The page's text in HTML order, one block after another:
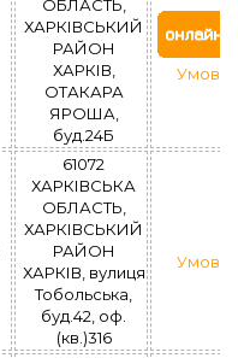
ОБЛАСТЬ,
ХАРКІВСЬКИЙ
РАЙОН
ХАРКІВ,
ОТАКАРА
ЯРОША,
буд.24Б
Умови
61072
ХАРКІВСЬКА
ОБЛАСТЬ,
ХАРКІВСЬКИЙ
РАЙОН
ХАРКІВ, вулиця
Тобольська,
буд.42, оф.
(кв.)316
Умови